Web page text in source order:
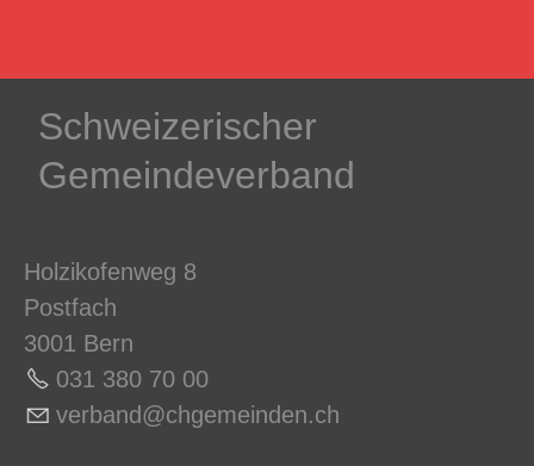
Schweizerischer
Gemeindeverband
Holzikofenweg 8
Postfach
3001 Bern
031 380 70 00
v rb nd chg m nd n ch